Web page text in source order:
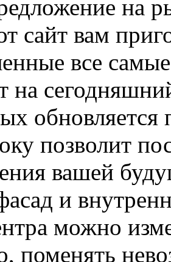
на
сайт вам
все
на
обновляется
позволит
вашей
и
можно
поменять